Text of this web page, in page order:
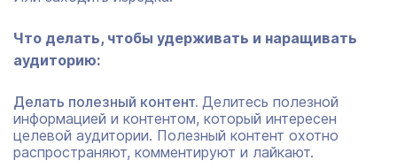
Что делать, чтобы удерживать и наращивать
аудиторию:
Делать полезный контент. Делитесь полезной
информацией и контентом, который интересен
целевой аудитории. Полезный контент охотно
распространяют, комментируют и лайкают.